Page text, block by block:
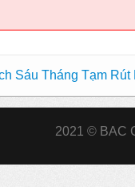
Sáu Tháng Tạm Rút
2021 © BAC